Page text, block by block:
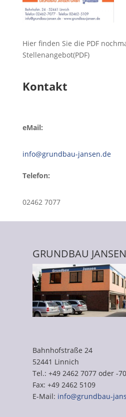
Hier finden Sie die PDF
Stellenangebot(PDF)
Kontakt
eMail:
info@grundbau-jansen.de
Telefon:
02462 7077
GRUNDBAU
Bahnhofstraße 24
52441 Linnich
Tel.: +49 2462 7077 oder -
Fax: +49 2462 5109
E-Mail: info@grundbau-